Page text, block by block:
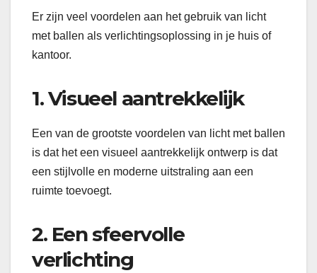
Er zijn veel voordelen aan het gebruik van licht
met ballen als verlichtingsoplossing in je huis of
kantoor.
1. Visueel aantrekkelijk
Een van de grootste voordelen van licht met ballen
is dat het een visueel aantrekkelijk ontwerp is dat
een stijlvolle en moderne uitstraling aan een
ruimte toevoegt.
2. Een sfeervolle
verlichting